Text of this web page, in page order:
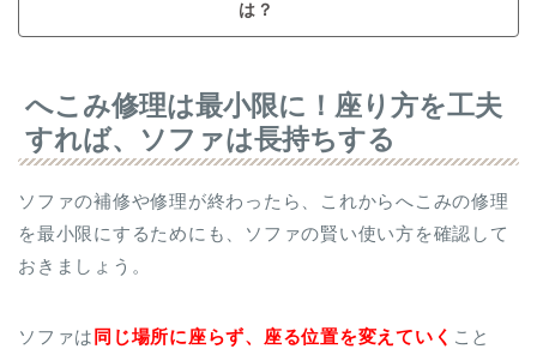
は？
へこみ修理は最小限に！座り方を工夫
すれば、ソファは長持ちする
ソファの補修や修理が終わったら、これからへこみの修理
を最小限にするためにも、ソファの賢い使い方を確認して
おきましょう。
ソファは 同じ場所に座らず、座る位置を変えていく こと